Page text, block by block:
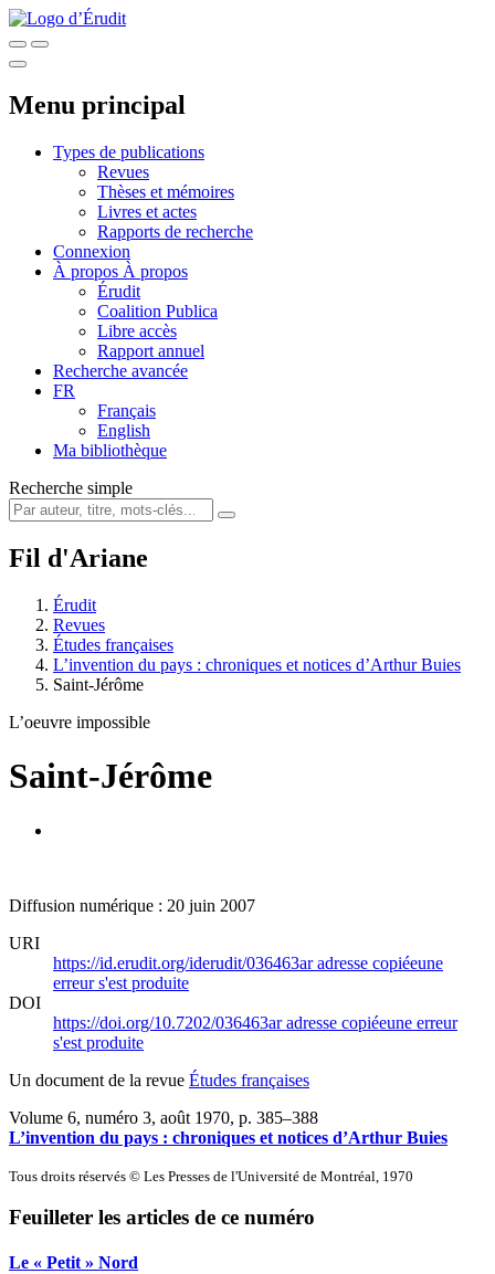
Menu principal
Types de publications
Revues
Thèses et mémoires
Livres et actes
Rapports de recherche
Connexion
À propos À propos
Érudit
Coalition Publica
Libre accès
Rapport annuel
Recherche avancée
FR
Français
English
Ma bibliothèque
Recherche simple
Fil d'Ariane
Érudit
Revues
Études françaises
L’invention du pays : chroniques et notices d’Arthur Buies
Saint-Jérôme
L’oeuvre impossible
Saint-Jérôme
Diffusion numérique : 20 juin 2007
URI
https://id.erudit.org/iderudit/036463aradresse copiéeune
erreur s'est produite
DOI
https://doi.org/10.7202/036463aradresse copiéeune erreur
s'est produite
Un document de la revue Études françaises
Volume 6, numéro 3, août 1970, p. 385–388
L’invention du pays : chroniques et notices d’Arthur Buies
Tous droits réservés © Les Presses de l'Université de Montréal, 1970
Feuilleter les articles de ce numéro
Le « Petit » Nord